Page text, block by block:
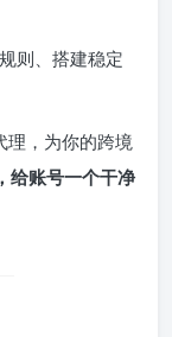
则、搭建稳定
理，为你的跨境
给账号一个干净